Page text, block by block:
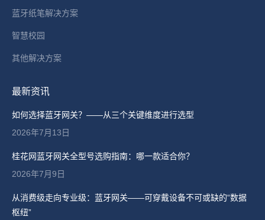
蓝牙纸笔解决方案
智慧校园
其他解决方案
最新资讯
如何选择蓝牙网关？——从三个关键维度进行选型
2026年7月13日
桂花网蓝牙网关全型号选购指南：哪一款适合你？
2026年7月9日
从消费级走向专业级：蓝牙网关——可穿戴设备不可或缺的“数据
枢纽”